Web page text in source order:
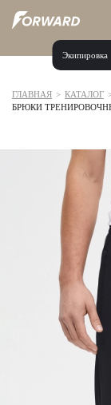
Экипировка
Москва и МО
Иркутская область (2)
Калининградская
Кемеровская область (2)
Краснодарский край (5)
Красноярский край (5)
Курская область (1)
Москва и МО (14)
Нижегородская область
Новосибирская область
ГЛАВНАЯ > КАТАЛОГ
БРЮКИ